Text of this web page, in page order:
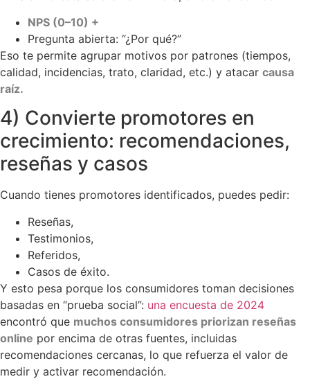
NPS (0–10) +
Pregunta abierta: “¿Por qué?”
Eso te permite agrupar motivos por patrones (tiempos,
calidad, incidencias, trato, claridad, etc.) y atacar causa
raíz.
4) Convierte promotores en
crecimiento: recomendaciones,
reseñas y casos
Cuando tienes promotores identificados, puedes pedir:
Reseñas,
Testimonios,
Referidos,
Casos de éxito.
Y esto pesa porque los consumidores toman decisiones
basadas en “prueba social”: una encuesta de 2024
encontró que muchos consumidores priorizan reseñas
online por encima de otras fuentes, incluidas
recomendaciones cercanas, lo que refuerza el valor de
medir y activar recomendación.